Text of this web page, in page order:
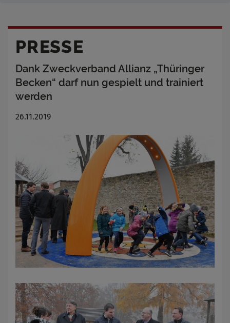
PRESSE
Dank Zweckverband Allianz „Thüringer
Becken“ darf nun gespielt und trainiert
werden
26.11.2019